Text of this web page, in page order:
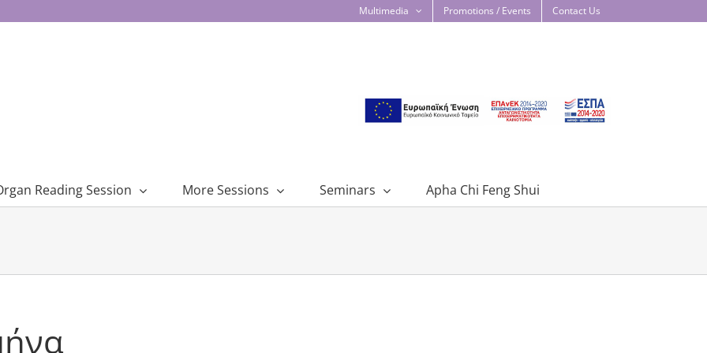
Multimedia Promotions / Events Contact Us
Reading Session More Sessions Seminars Apha Chi Feng Shui